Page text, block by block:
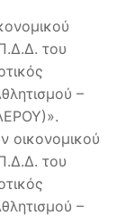
του
–
οικονομικού
του
–